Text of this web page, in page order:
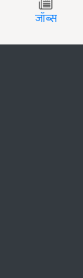
जॉब्स